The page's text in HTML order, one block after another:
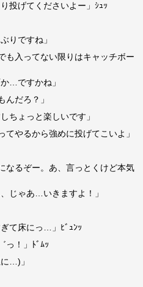
投げてくださいよー」ｼｭｯ
りですね」
入ってない限りはキャッチボー
…ですかね」
んだろ？」
ちょっと楽しいです」
やるから強めに投げてこいよ」
なるぞー。あ、言っとくけど本気
じゃあ…いきますよ！」
て床にっ…」ﾋﾞｭﾝｯ
っ！」ﾄﾞﾑｯ
…)」